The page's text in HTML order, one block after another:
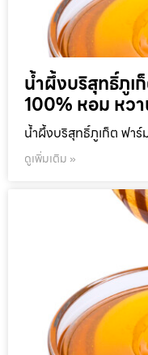
น้ำผึ้งบริสุทธิ์ภูเ
100% หอม หว
น้ำผึ้งบริสุทธิ์ภูเก็ต ฟาร์
ดูเพิ่มเติม »